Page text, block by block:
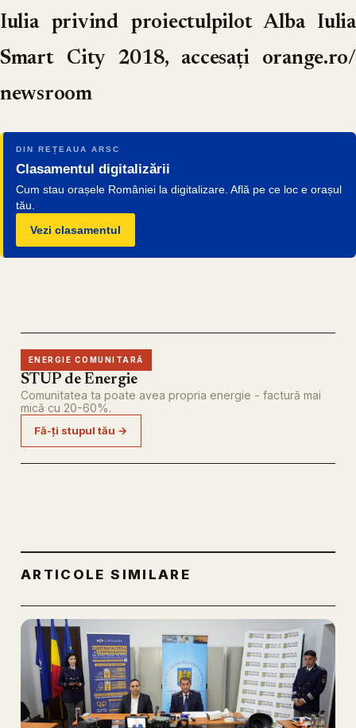
Iulia privind proiectulpilot Alba Iulia
Smart City 2018, accesați orange.ro/
newsroom
DIN REȚEAUA ARSC
Clasamentul digitalizării
Cum stau orașele României la digitalizare. Află pe ce loc e orașul
tău.
Vezi clasamentul
ENERGIE COMUNITARĂ
STUP de Energie
Comunitatea ta poate avea propria energie - factură mai
mică cu 20-60%.
Fă-ți stupul tău →
ARTICOLE SIMILARE